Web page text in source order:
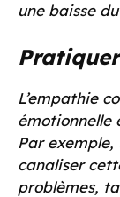
une baisse
L’empathie
émotionnelle
Par
canaliser
problèmes,